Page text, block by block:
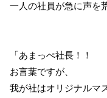
一人の社員が急に声を
「あまっぺ社長！！
お言葉ですが、
我が社はオリジナルマ